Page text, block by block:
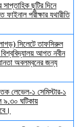
ছুটির দিনে
ফাইনাল পরীক্ষার যথারীতি
সিলেটে তাফসিরুল
আগত নবীন
অবলম্বনের জন্য
লেভেল-১ সেমিস্টার-১
৯.৩০ ঘটিকায়